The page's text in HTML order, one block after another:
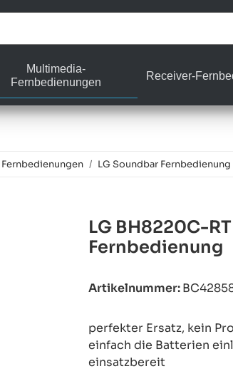
Multimedia-
Fernbedienungen
Receiver-
LG Soundbar Fernbedienung
LG BH8220C-
Fernbedienung
Artikelnummer:
perfekter Ersatz, kein
einfach die Batterien
einsatzbereit